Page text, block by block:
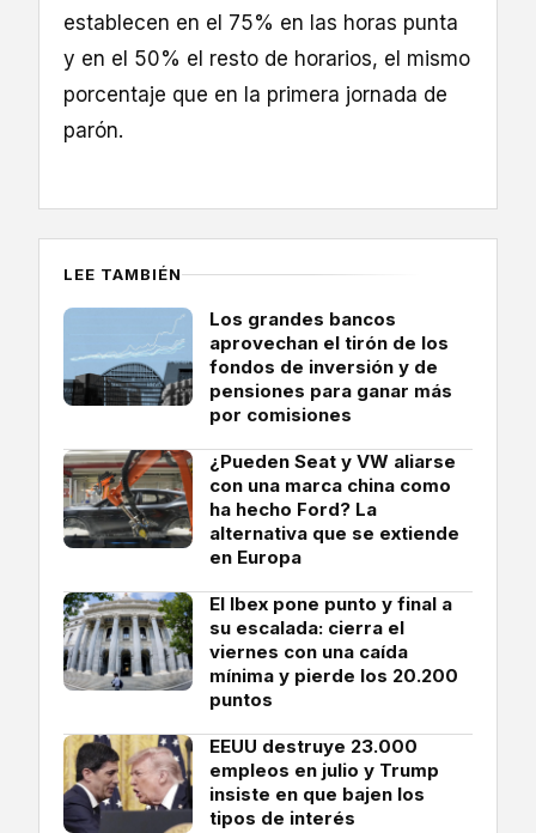
establecen en el 75% en las horas punta
y en el 50% el resto de horarios, el mismo
porcentaje que en la primera jornada de
parón.
LEE TAMBIÉN
Los grandes bancos
aprovechan el tirón de los
fondos de inversión y de
pensiones para ganar más
por comisiones
¿Pueden Seat y VW aliarse
con una marca china como
ha hecho Ford? La
alternativa que se extiende
en Europa
El Ibex pone punto y final a
su escalada: cierra el
viernes con una caída
mínima y pierde los 20.200
puntos
EEUU destruye 23.000
empleos en julio y Trump
insiste en que bajen los
tipos de interés